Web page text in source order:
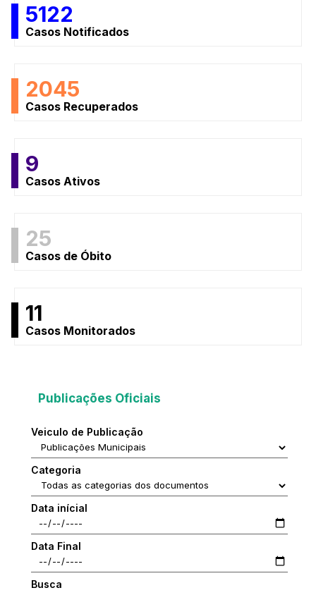
5122
Casos Notificados
2045
Casos Recuperados
9
Casos Ativos
25
Casos de Óbito
11
Casos Monitorados
Publicações Oficiais
Veiculo de Publicação
Categoria
Data inícial
Data Final
Busca